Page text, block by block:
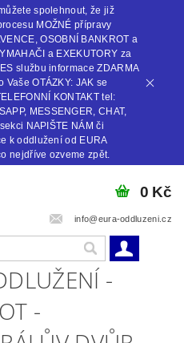
spolehnout, že již
MOŽNÉ přípravy
OSOBNÍ BANKROT a
a EXEKUTORY za
službu informace ZDARMA
Vaše OTÁZKY: JAK se
KONTAKT tel:
MESSENGER, CHAT,
NAPIŠTE NÁM či
k oddlužení od EURA
nejdříve ozveme zpět.
info@eura-oddluzeni.cz
0 Kč
-
-